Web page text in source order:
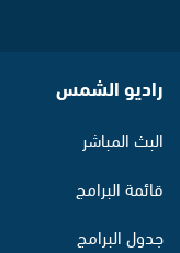
راديو الشمس
البث المباشر
قائمة البرامج
جدول البرامج